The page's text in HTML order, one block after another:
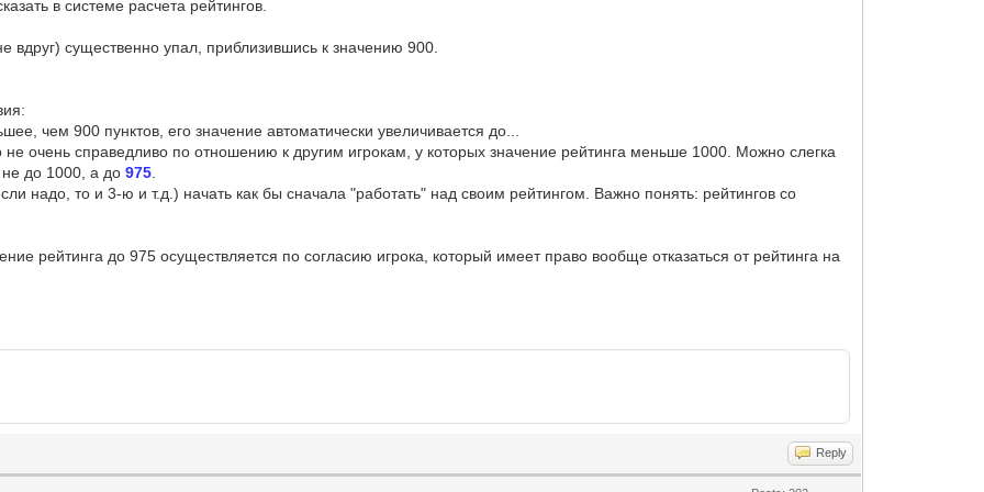
в системе расчета рейтингов.
вдруг) существенно упал, приблизившись к значению 900.
чем 900 пунктов, его значение автоматически увеличивается до...
не очень справедливо по отношению к другим игрокам, у которых значение рейтинга меньше 1000. Можно слегка
не до 1000, а до975
надо, то и 3-ю и т.д.) начать как бы сначала "работать" над своим рейтингом. Важно понять: рейтингов со
рейтинга до 975 осуществляется по согласию игрока, который имеет право вообще отказаться от рейтинга на
Reply